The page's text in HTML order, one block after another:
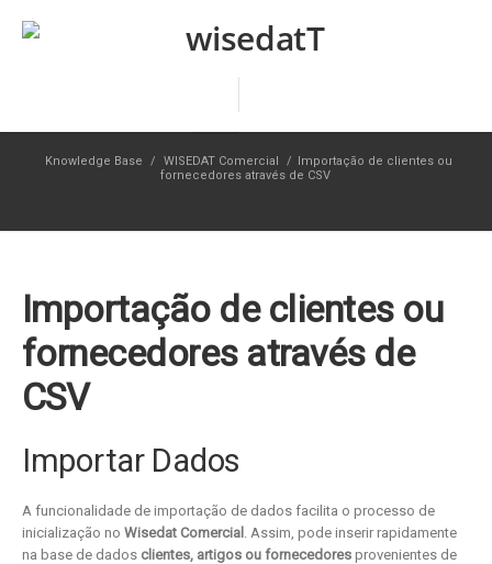
Knowledge Base / WISEDAT Comercial / Importação de clientes ou
fornecedores através de CSV
Importação de clientes ou
fornecedores através de
CSV
Importar Dados
A funcionalidade de importação de dados facilita o processo de
inicialização no Wisedat Comercial . Assim, pode inserir rapidamente
na base de dados clientes, artigos ou fornecedores provenientes de